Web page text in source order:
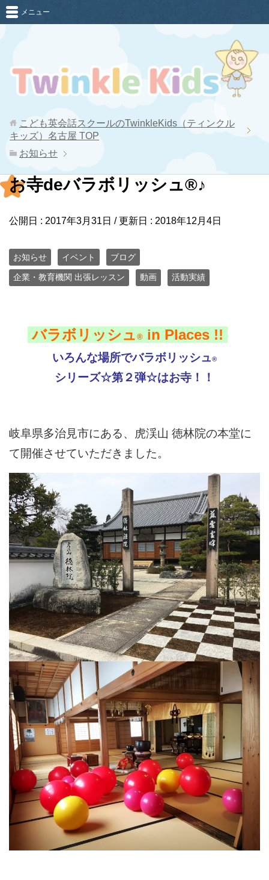
メニュー
こども英会話スクールのTwinkleKids（ティンクル
キッズ）名古屋 TOP
お知らせ
お寺deバラボリッシュ®︎♪
公開日 : 2017年3月31日 / 更新日 : 2018年12月4日
お知らせ イベント ブログ
企業・教育機関 出張レッスン 動画 活動実績
バラボリッシュ ®︎in Places !!
いろんな場所でバラボリッシュ®︎
シリーズ☆第２弾☆はお寺！！
岐阜県多治見市にある、虎渓山 徳林院の本堂に
て開催させていただきました。